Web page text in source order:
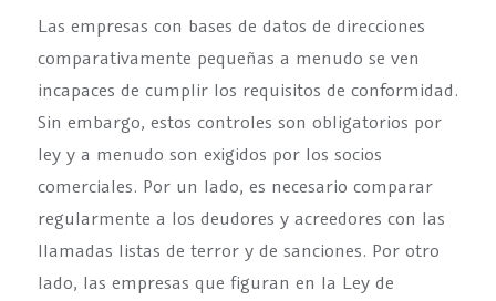
Las empresas con bases de datos de direcciones
comparativamente pequeñas a menudo se ven
incapaces de cumplir los requisitos de conformidad.
Sin embargo, estos controles son obligatorios por
ley y a menudo son exigidos por los socios
comerciales. Por un lado, es necesario comparar
regularmente a los deudores y acreedores con las
llamadas listas de terror y de sanciones. Por otro
lado, las empresas que figuran en la Ley de